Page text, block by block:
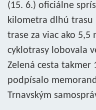
(15. 6.) oficiálne
kilometra dlhú trasu
trase za viac ako 5,5
cyklotrasy lobovala
Zelená cesta takmer
podpísalo
Trnavským